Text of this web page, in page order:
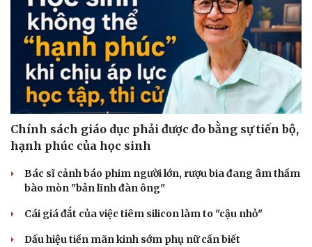
Phòng mạch online
Ăn sạch sống khỏe
Chính sách giáo dục phải được đo bằng sự tiến bộ,
hạnh phúc của học sinh
Bác sĩ cảnh báo phim người lớn, rượu bia đang âm thầm
bào mòn "bản lĩnh đàn ông"
Cái giá đắt của việc tiêm silicon làm to "cậu nhỏ"
Dấu hiệu tiền mãn kinh sớm phụ nữ cần biết